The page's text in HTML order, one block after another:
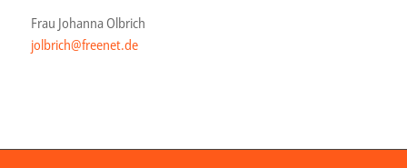
Frau Johanna Olbrich
jolbrich@freenet.de